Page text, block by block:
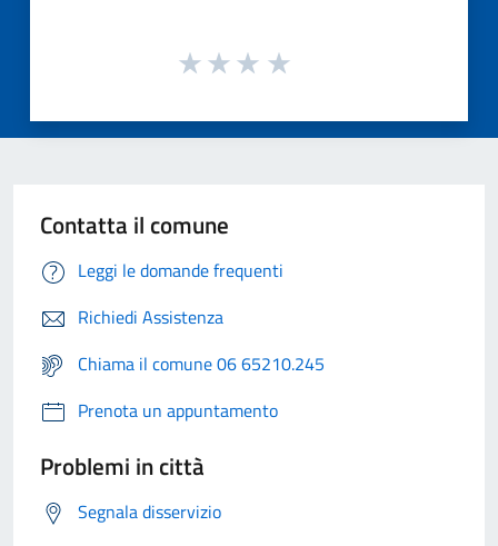
Contatta il comune
Leggi le domande frequenti
Richiedi Assistenza
Chiama il comune 06 65210.245
Prenota un appuntamento
Problemi in città
Segnala disservizio